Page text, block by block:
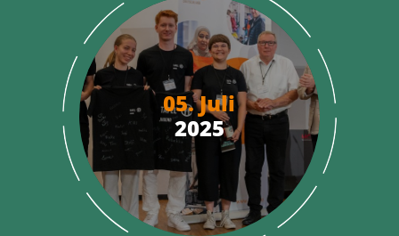
05. Juli
2025